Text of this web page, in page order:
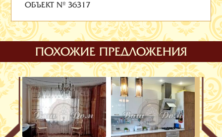
ОБЪЕКТ № 36317
ПОХОЖИЕ ПРЕДЛОЖЕНИЯ